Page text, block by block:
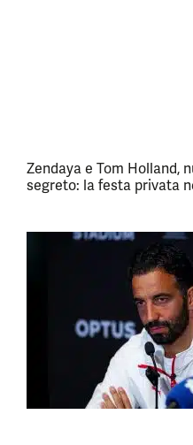
Zendaya e Tom Holland,
segreto: la festa privata